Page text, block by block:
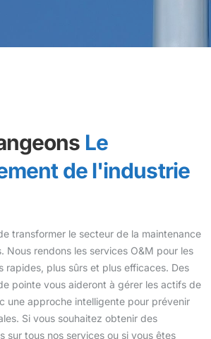
Le
de l'industrie
transformer le secteur de la maintenance
Nous rendons les services O&M pour les
rapides, plus sûrs et plus efficaces. Des
pointe vous aideront à gérer les actifs de
une approche intelligente pour prévenir
Si vous souhaitez obtenir des
sur tous nos services ou si vous êtes